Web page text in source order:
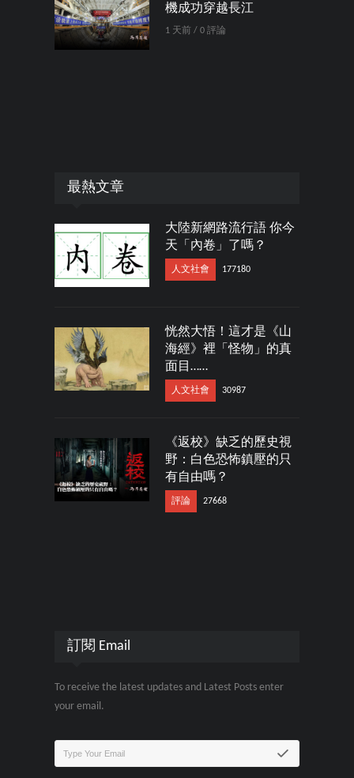
機成功穿越長江
1 天前 / 0 評論
最熱文章
大陸新網路流行語 你今
天「內卷」了嗎？
人文社會 177180
恍然大悟！這才是《山
海經》裡「怪物」的真
面目……
人文社會 30987
《返校》缺乏的歷史視
野：白色恐怖鎮壓的只
有自由嗎？
評論 27668
訂閱 Email
To receive the latest updates and Latest Posts enter
your email.